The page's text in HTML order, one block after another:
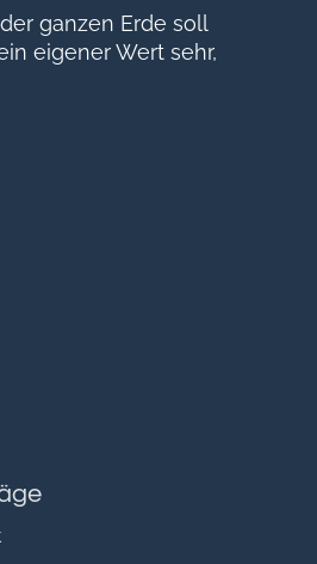
ganzen Erde soll
eigener Wert sehr,